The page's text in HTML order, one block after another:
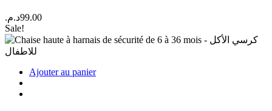
99.00د.م.
Sale!
Ajouter au panier